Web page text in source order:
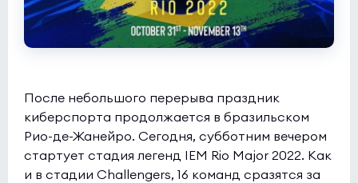
После небольшого перерыва праздник
киберспорта продолжается в бразильском
Рио-де-Жанейро. Сегодня, субботним вечером
стартует стадия легенд IEM Rio Major 2022. Как
и в стадии Challengers, 16 команд сразятся за